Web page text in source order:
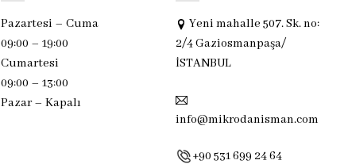
Pazartesi – Cuma
09:00 – 19:00
Cumartesi
09:00 – 13:00
Pazar – Kapalı
Yeni mahalle 507. Sk. no:
2/4 Gaziosmanpaşa/
İSTANBUL
info@mikrodanisman.com
+90 531 699 24 64